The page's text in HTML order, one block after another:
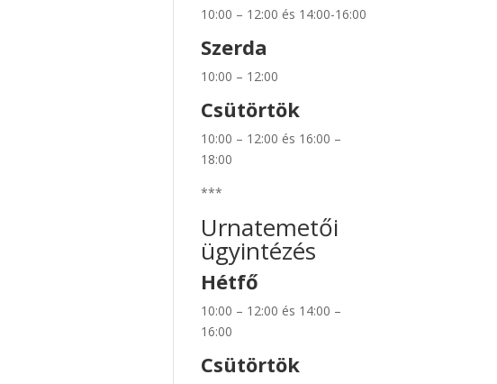
10:00 – 12:00 és 14:00-16:00
Szerda
10:00 – 12:00
Csütörtök
10:00 – 12:00 és 16:00 –
18:00
***
Urnatemetői
ügyintézés
Hétfő
10:00 – 12:00 és 14:00 –
16:00
Csütörtök